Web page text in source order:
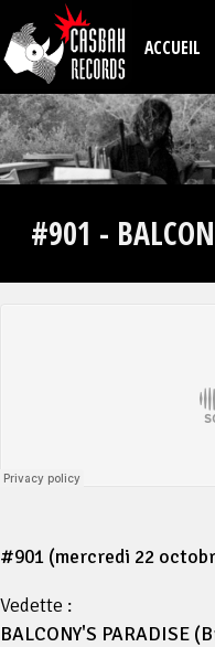
Aller au contenu principal
ACCUEIL
#901 -
#901 (mercredi 22
Vedette :
BALCONY'S PARADISE